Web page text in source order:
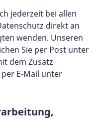
jederzeit bei allen
direkt an
wenden. Unseren
Sie per Post unter
dem Zusatz
E-Mail unter